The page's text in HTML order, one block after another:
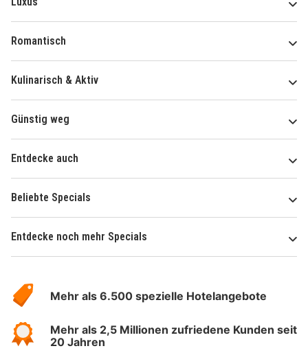
Romantisch
Kulinarisch & Aktiv
Günstig weg
Entdecke auch
Beliebte Specials
Entdecke noch mehr Specials
Hotelspecials
Mehr als 6.500 spezielle Hotelangebote
Mehr als 2,5 Millionen zufriedene Kunden seit
20 Jahren